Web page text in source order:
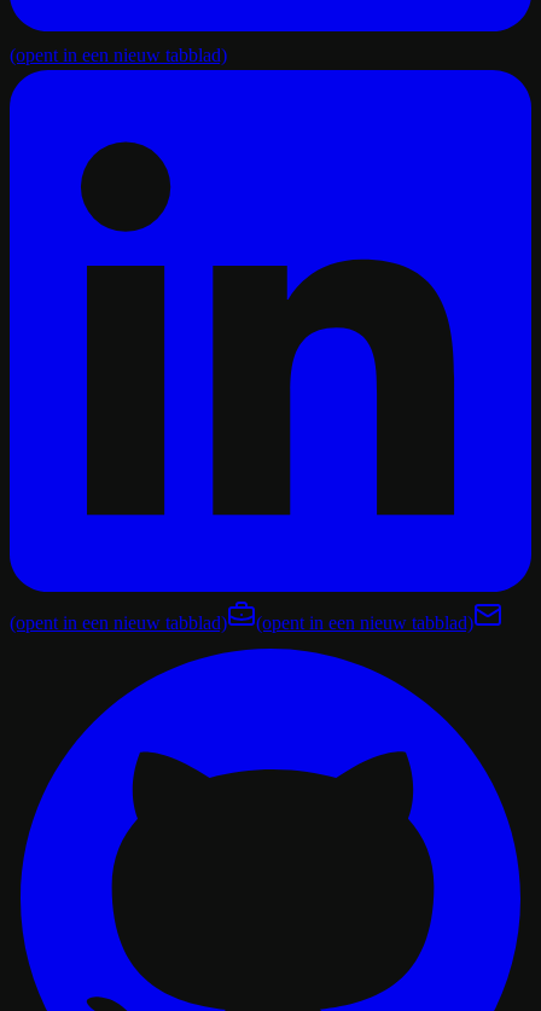
(opent in een nieuw tabblad)
(opent in een nieuw tabblad) (opent in een nieuw tabblad)